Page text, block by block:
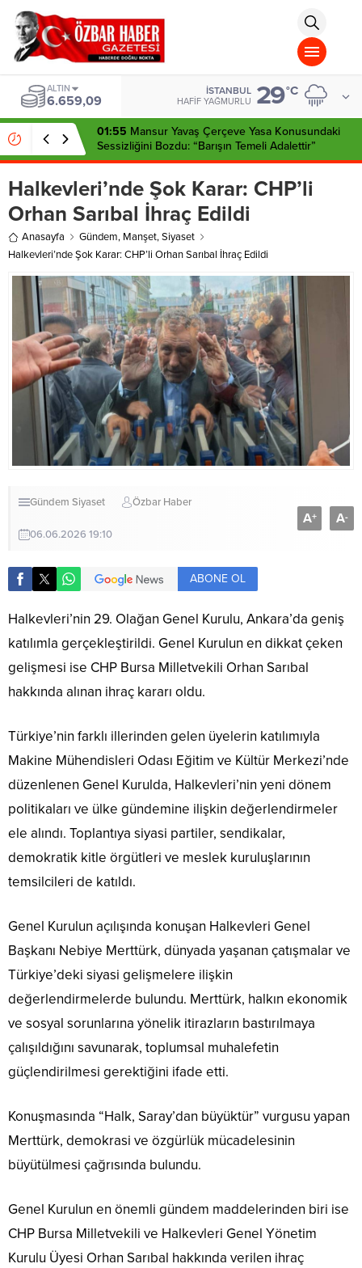
islami
chat
omegla
türk
sohbet
cinsel
sohbet
dini
chat
ALTIN
6.659,09
İSTANBUL
HAFIF YAĞMURLU 29°C
01:55 Mansur Yavaş Çerçeve Yasa Konusundaki
Sessizliğini Bozdu: “Barışın Temeli Adalettir”
Halkevleri’nde Şok Karar: CHP’li
Orhan Sarıbal İhraç Edildi
Anasayfa Gündem, Manşet,Siyaset
Halkevleri’nde Şok Karar: CHP’li Orhan Sarıbal İhraç Edildi
Gündem Siyaset Özbar Haber
06.06.2026 19:10
A+ A-
ABONE OL
Halkevleri’nin 29. Olağan Genel Kurulu, Ankara’da geniş
katılımla gerçekleştirildi. Genel Kurulun en dikkat çeken
gelişmesi ise CHP Bursa Milletvekili Orhan Sarıbal
hakkında alınan ihraç kararı oldu.
Türkiye’nin farklı illerinden gelen üyelerin katılımıyla
Makine Mühendisleri Odası Eğitim ve Kültür Merkezi’nde
düzenlenen Genel Kurulda, Halkevleri’nin yeni dönem
politikaları ve ülke gündemine ilişkin değerlendirmeler
ele alındı. Toplantıya siyasi partiler, sendikalar,
demokratik kitle örgütleri ve meslek kuruluşlarının
temsilcileri de katıldı.
Genel Kurulun açılışında konuşan Halkevleri Genel
Başkanı Nebiye Merttürk, dünyada yaşanan çatışmalar ve
Türkiye’deki siyasi gelişmelere ilişkin
değerlendirmelerde bulundu. Merttürk, halkın ekonomik
ve sosyal sorunlarına yönelik itirazların bastırılmaya
çalışıldığını savunarak, toplumsal muhalefetin
güçlendirilmesi gerektiğini ifade etti.
Konuşmasında “Halk, Saray’dan büyüktür” vurgusu yapan
Merttürk, demokrasi ve özgürlük mücadelesinin
büyütülmesi çağrısında bulundu.
Genel Kurulun en önemli gündem maddelerinden biri ise
CHP Bursa Milletvekili ve Halkevleri Genel Yönetim
Kurulu Üyesi Orhan Sarıbal hakkında verilen ihraç